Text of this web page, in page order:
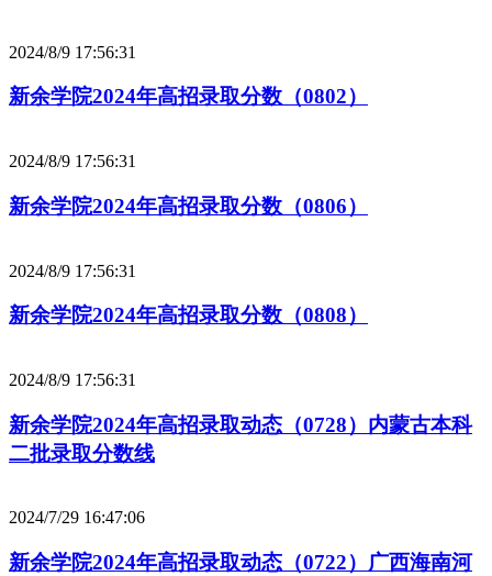
2024/8/9 17:56:31
新余学院2024年高招录取分数（0802）
2024/8/9 17:56:31
新余学院2024年高招录取分数（0806）
2024/8/9 17:56:31
新余学院2024年高招录取分数（0808）
2024/8/9 17:56:31
新余学院2024年高招录取动态（0728）内蒙古本科
二批录取分数线
2024/7/29 16:47:06
新余学院2024年高招录取动态（0722）广西海南河